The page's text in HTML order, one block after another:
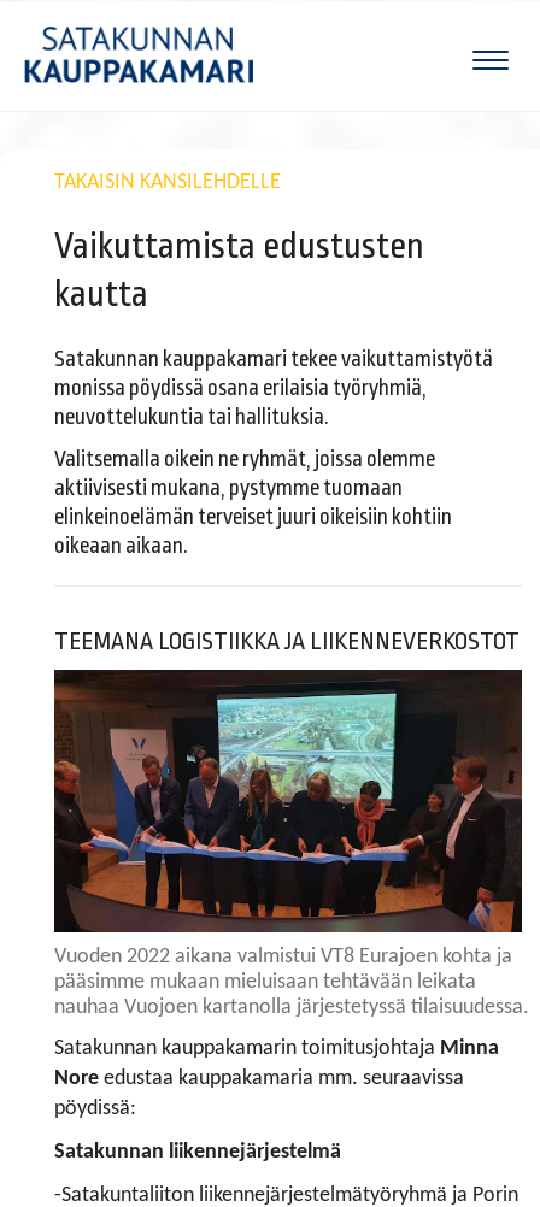
TAKAISIN KANSILEHDELLE
Vaikuttamista edustusten
kautta
Satakunnan kauppakamari tekee vaikuttamistyötä
monissa pöydissä osana erilaisia työryhmiä,
neuvottelukuntia tai hallituksia.
Valitsemalla oikein ne ryhmät, joissa olemme
aktiivisesti mukana, pystymme tuomaan
elinkeinoelämän terveiset juuri oikeisiin kohtiin
oikeaan aikaan.
TEEMANA LOGISTIIKKA JA LIIKENNEVERKOSTOT
Vuoden 2022 aikana valmistui VT8 Eurajoen kohta ja
pääsimme mukaan mieluisaan tehtävään leikata
nauhaa Vuojoen kartanolla järjestetyssä tilaisuudessa.
Satakunnan kauppakamarin toimitusjohtaja Minna
Nore edustaa kauppakamaria mm. seuraavissa
pöydissä:
Satakunnan liikennejärjestelmä
-Satakuntaliiton liikennejärjestelmätyöryhmä ja Porin